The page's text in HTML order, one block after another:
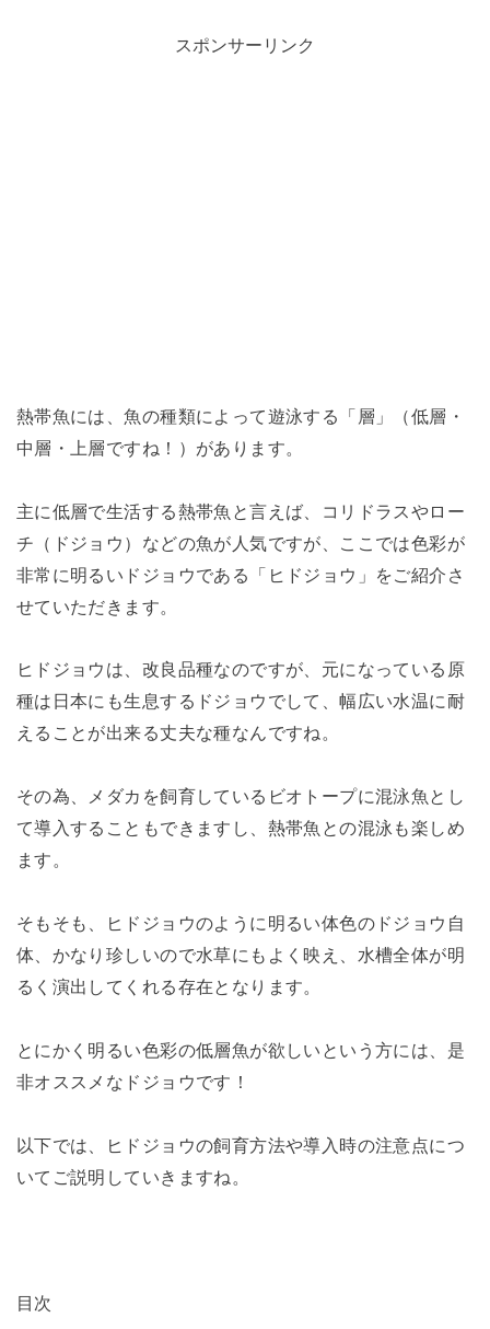
スポンサーリンク
熱帯魚には、魚の種類によって遊泳する「層」（低層・
中層・上層ですね！）があります。
主に低層で生活する熱帯魚と言えば、コリドラスやロー
チ（ドジョウ）などの魚が人気ですが、ここでは色彩が
非常に明るいドジョウである「ヒドジョウ」をご紹介さ
せていただきます。
ヒドジョウは、改良品種なのですが、元になっている原
種は日本にも生息するドジョウでして、幅広い水温に耐
えることが出来る丈夫な種なんですね。
その為、メダカを飼育しているビオトープに混泳魚とし
て導入することもできますし、熱帯魚との混泳も楽しめ
ます。
そもそも、ヒドジョウのように明るい体色のドジョウ自
体、かなり珍しいので水草にもよく映え、水槽全体が明
るく演出してくれる存在となります。
とにかく明るい色彩の低層魚が欲しいという方には、是
非オススメなドジョウです！
以下では、ヒドジョウの飼育方法や導入時の注意点につ
いてご説明していきますね。
目次